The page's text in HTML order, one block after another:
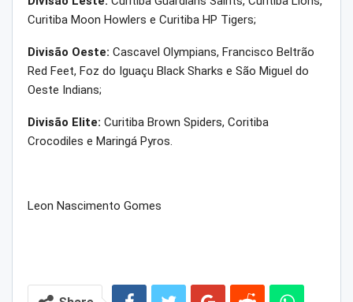
Curitiba Moon Howlers e Curitiba HP Tigers;
Divisão Oeste: Cascavel Olympians, Francisco Beltrão
Red Feet, Foz do Iguaçu Black Sharks e São Miguel do
Oeste Indians;
Divisão Elite: Curitiba Brown Spiders, Coritiba
Crocodiles e Maringá Pyros.
Leon Nascimento Gomes